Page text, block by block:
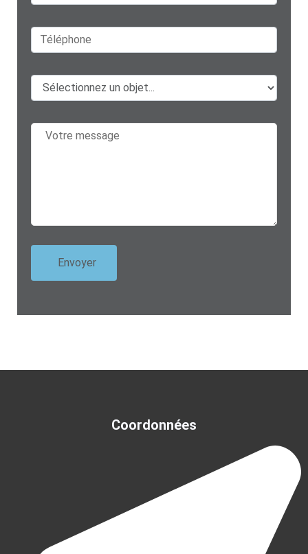
Coordonnées